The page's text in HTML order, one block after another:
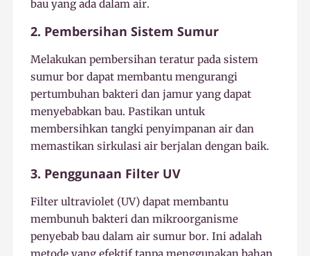
bau yang ada dalam air.
2. Pembersihan Sistem Sumur
Melakukan pembersihan teratur pada sistem
sumur bor dapat membantu mengurangi
pertumbuhan bakteri dan jamur yang dapat
menyebabkan bau. Pastikan untuk
membersihkan tangki penyimpanan air dan
memastikan sirkulasi air berjalan dengan baik.
3. Penggunaan Filter UV
Filter ultraviolet (UV) dapat membantu
membunuh bakteri dan mikroorganisme
penyebab bau dalam air sumur bor. Ini adalah